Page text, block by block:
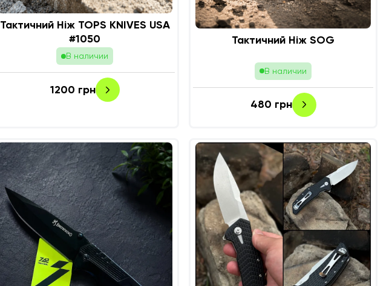
Тактичний Ніж TOPS KNIVES USA
#1050
В наличии
1200 грн
Тактичний Ніж SOG
В наличии
480 грн